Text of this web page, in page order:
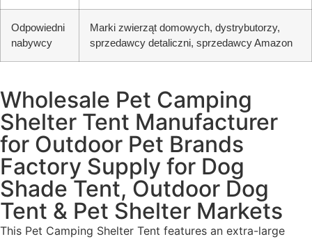
Odpowiedni
nabywcy
Marki zwierząt domowych, dystrybutorzy,
sprzedawcy detaliczni, sprzedawcy Amazon
Wholesale Pet Camping
Shelter Tent Manufacturer
for Outdoor Pet Brands
Factory Supply for Dog
Shade Tent, Outdoor Dog
Tent & Pet Shelter Markets
This Pet Camping Shelter Tent features an extra-large